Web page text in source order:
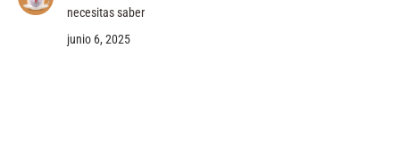
necesitas saber
junio 6, 2025